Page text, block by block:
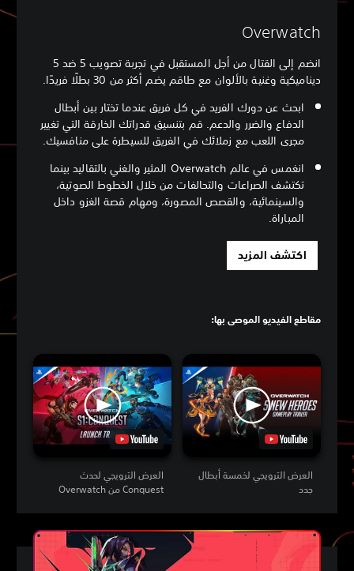
Overwatch
انضم إلى القتال من أجل المستقبل في تجربة تصويب 5 ضد 5
ديناميكية وغنية بالألوان مع طاقم يضم أكثر من 30 بطلًا فريدًا.
ابحث عن دورك الفريد في كل فريق عندما تختار بين أبطال
الدفاع والضرر والدعم. قم بتنسيق قدراتك الخارقة التي تغيير
مجرى اللعب مع زملائك في الفريق للسيطرة على منافسيك.
انغمس في عالم Overwatch المثير والغني بالتقاليد بينما
تكتشف الصراعات والتحالفات من خلال الخطوط الصوتية،
والسينمائية، والقصص المصورة، ومهام قصة الغزو داخل
المباراة.
اكتشف المزيد
مقاطع الفيديو الموصى بها:
العرض الترويجي لحدث
Conquest من Overwatch
العرض الترويجي لخمسة أبطال
جدد